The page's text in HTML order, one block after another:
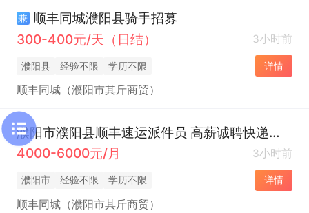
兼 顺丰同城濮阳县骑手招募
300-400元/天（日结）
3小时前
濮阳县 经验不限 学历不限 详情
顺丰同城（濮阳市其斤商贸）
濮阳市濮阳县顺丰速运派件员 高薪诚聘快递派件员
4000-6000元/月
3小时前
濮阳市 经验不限 学历不限 详情
顺丰同城（濮阳市其斤商贸）